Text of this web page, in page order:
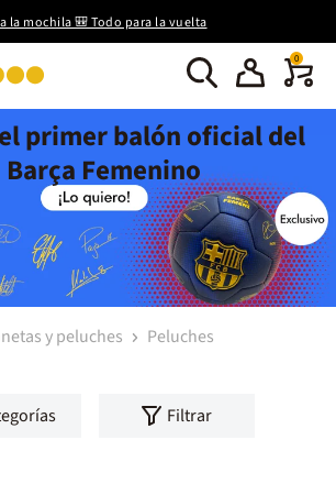
la mochila 🎒 Todo para la vuelta
0
primer balón oficial del
Barça Femenino
y peluches Peluches
Filtrar